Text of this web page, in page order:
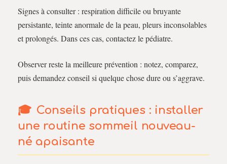
Signes à consulter : respiration difficile ou bruyante
persistante, teinte anormale de la peau, pleurs inconsolables
et prolongés. Dans ces cas, contactez le pédiatre.
Observer reste la meilleure prévention : notez, comparez,
puis demandez conseil si quelque chose dure ou s’aggrave.
Conseils pratiques : installer
une routine sommeil nouveau-
né apaisante